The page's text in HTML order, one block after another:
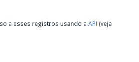
a esses registros usando a API (veja